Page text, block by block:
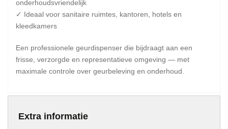
onderhoudsvriendelijk
✓ Ideaal voor sanitaire ruimtes, kantoren, hotels en
kleedkamers
Een professionele geurdispenser die bijdraagt aan een
frisse, verzorgde en representatieve omgeving — met
maximale controle over geurbeleving en onderhoud.
Extra informatie